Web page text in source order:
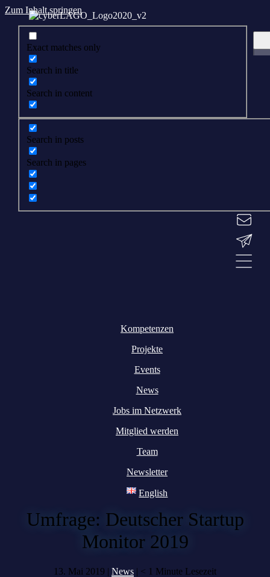
Zum Inhalt springen
Exact matches only
Search in title
Search in content
Search in posts
Search in pages
Kompetenzen
Projekte
Events
News
Jobs im Netzwerk
Mitglied werden
Team
Newsletter
English
Umfrage: Deutscher Startup
Monitor 2019
13. Mai 2019 | News | < 1 Minute Lesezeit